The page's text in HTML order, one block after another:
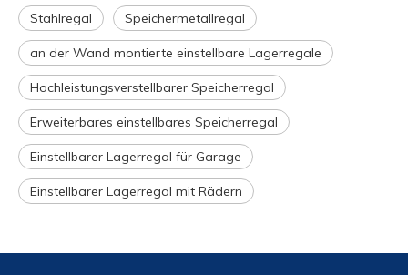
Stahlregal Speichermetallregal
an der Wand montierte einstellbare Lagerregale
Hochleistungsverstellbarer Speicherregal
Erweiterbares einstellbares Speicherregal
Einstellbarer Lagerregal für Garage
Einstellbarer Lagerregal mit Rädern